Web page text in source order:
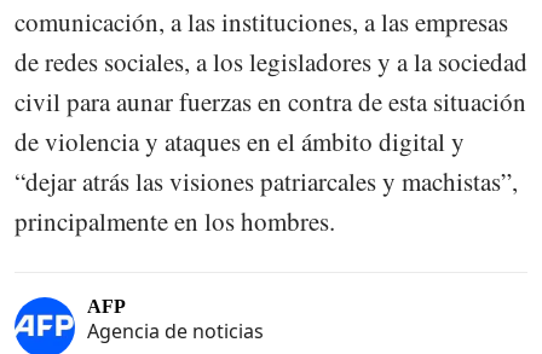
comunicación, a las instituciones, a las empresas
de redes sociales, a los legisladores y a la sociedad
civil para aunar fuerzas en contra de esta situación
de violencia y ataques en el ámbito digital y
“dejar atrás las visiones patriarcales y machistas”,
principalmente en los hombres.
AFP
Agencia de noticias